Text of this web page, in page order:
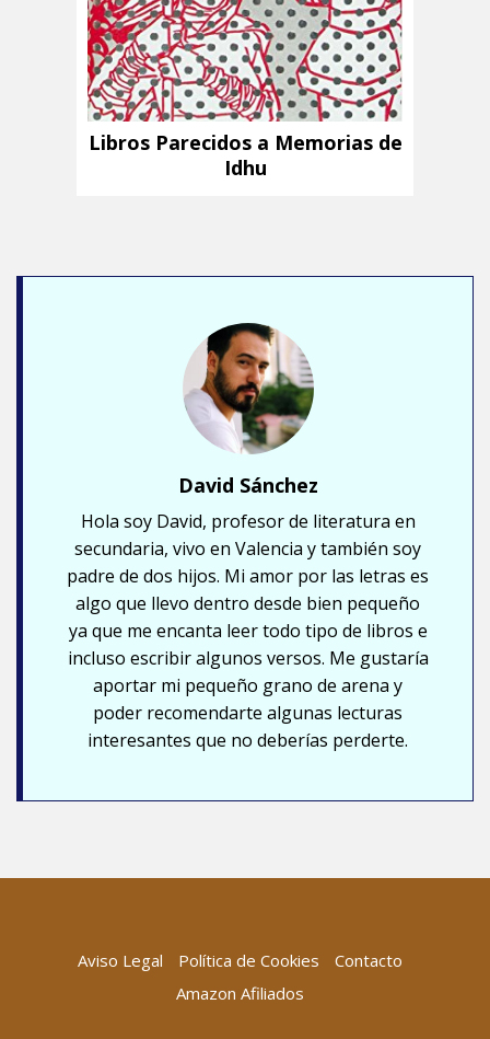
Libros Parecidos a Memorias de
Idhu
David Sánchez
Hola soy David, profesor de literatura en
secundaria, vivo en Valencia y también soy
padre de dos hijos. Mi amor por las letras es
algo que llevo dentro desde bien pequeño
ya que me encanta leer todo tipo de libros e
incluso escribir algunos versos. Me gustaría
aportar mi pequeño grano de arena y
poder recomendarte algunas lecturas
interesantes que no deberías perderte.
Aviso Legal Política de Cookies
Contacto
Amazon Afiliados